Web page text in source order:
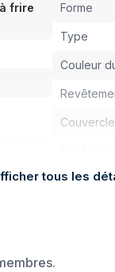
frire
Forme
Type
Couleur
Poignée
tous les